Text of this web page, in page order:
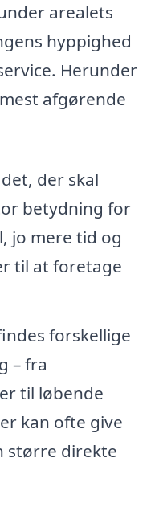
arealets
hyppighed
Herunder
afgørende
der skal
betydning for
jo mere tid og
til at foretage
forskellige
– fra
til løbende
kan ofte give
større direkte